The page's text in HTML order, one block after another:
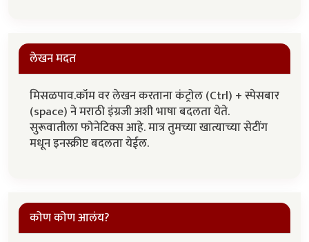
लेखन मदत
मिसळपाव.कॉम वर लेखन करताना कंट्रोल (Ctrl) + स्पेसबार
(space) ने मराठी इंग्रजी अशी भाषा बदलता येते.
सुरूवातीला फोनेटिक्स आहे. मात्र तुमच्या खात्याच्या सेटींग
मधून इनस्क्रीप्ट बदलता येईल.
कोण कोण आलंय?